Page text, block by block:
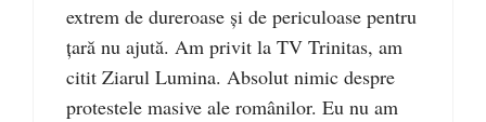
extrem de dureroase și de periculoase pentru
țară nu ajută. Am privit la TV Trinitas, am
citit Ziarul Lumina. Absolut nimic despre
protestele masive ale românilor. Eu nu am